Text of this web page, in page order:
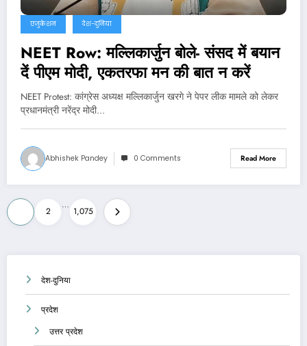
एजुकेशन देश-दुनिया
NEET Row: मल्लिकार्जुन बोले- संसद में बयान
दें पीएम मोदी, एकतरफा मन की बात न करें
NEET Protest: कांग्रेस अध्यक्ष मल्लिकार्जुन खरगे ने पेपर लीक मामले को लेकर
प्रधानमंत्री नरेंद्र मोदी…
Abhishek Pandey 0 Comments Read More
Posts
pagination
2
…
1,075
देश-दुनिया
प्रदेश
उत्तर प्रदेश